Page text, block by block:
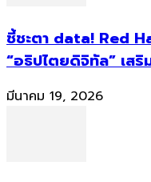
ชี้ชะตา data! Red
“อธิปไตยดิจิทัล” เส
มีนาคม 19, 2026